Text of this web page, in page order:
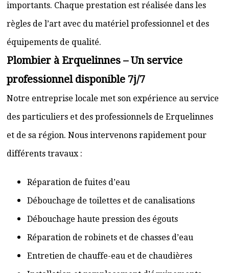
importants. Chaque prestation est réalisée dans les
règles de l’art avec du matériel professionnel et des
équipements de qualité.
Plombier à Erquelinnes – Un service
professionnel disponible 7j/7
Notre entreprise locale met son expérience au service
des particuliers et des professionnels de Erquelinnes
et de sa région. Nous intervenons rapidement pour
différents travaux :
Réparation de fuites d’eau
Débouchage de toilettes et de canalisations
Débouchage haute pression des égouts
Réparation de robinets et de chasses d’eau
Entretien de chauffe-eau et de chaudières